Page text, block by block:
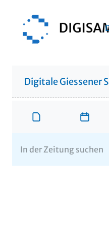
Digitale Giessener